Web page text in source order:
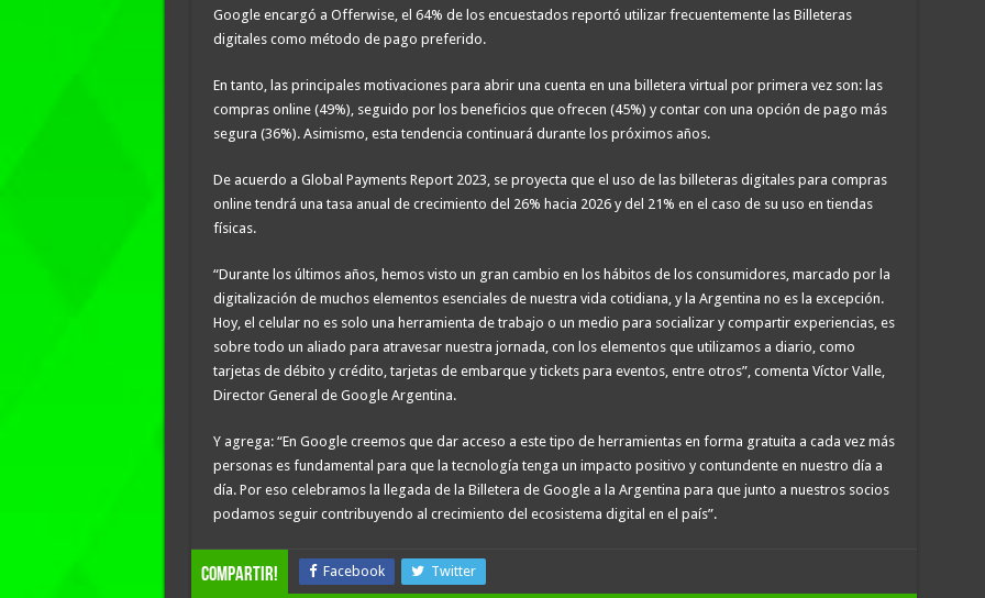
Google encargó a Offerwise, el 64% de los encuestados reportó utilizar frecuentemente las Billeteras
digitales como método de pago preferido.
En tanto, las principales motivaciones para abrir una cuenta en una billetera virtual por primera vez son: las
compras online (49%), seguido por los beneficios que ofrecen (45%) y contar con una opción de pago más
segura (36%). Asimismo, esta tendencia continuará durante los próximos años.
De acuerdo a Global Payments Report 2023, se proyecta que el uso de las billeteras digitales para compras
online tendrá una tasa anual de crecimiento del 26% hacia 2026 y del 21% en el caso de su uso en tiendas
físicas.
“Durante los últimos años, hemos visto un gran cambio en los hábitos de los consumidores, marcado por la
digitalización de muchos elementos esenciales de nuestra vida cotidiana, y la Argentina no es la excepción.
Hoy, el celular no es solo una herramienta de trabajo o un medio para socializar y compartir experiencias, es
sobre todo un aliado para atravesar nuestra jornada, con los elementos que utilizamos a diario, como
tarjetas de débito y crédito, tarjetas de embarque y tickets para eventos, entre otros”, comenta Víctor Valle,
Director General de Google Argentina.
Y agrega: “En Google creemos que dar acceso a este tipo de herramientas en forma gratuita a cada vez más
personas es fundamental para que la tecnología tenga un impacto positivo y contundente en nuestro día a
día. Por eso celebramos la llegada de la Billetera de Google a la Argentina para que junto a nuestros socios
podamos seguir contribuyendo al crecimiento del ecosistema digital en el país”.
compartir! Facebook Twitter